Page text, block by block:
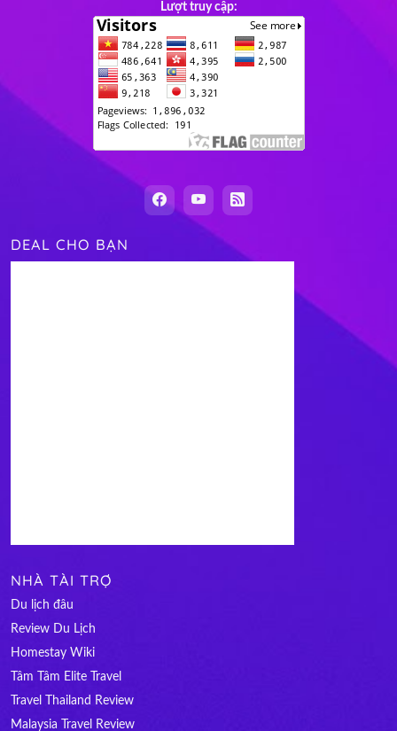
Lượt truy cập:
DEAL CHO BẠN
NHÀ TÀI TRỢ
Du lịch đâu
Review Du Lịch
Homestay Wiki
Tâm Tâm Elite Travel
Travel Thailand Review
Malaysia Travel Review